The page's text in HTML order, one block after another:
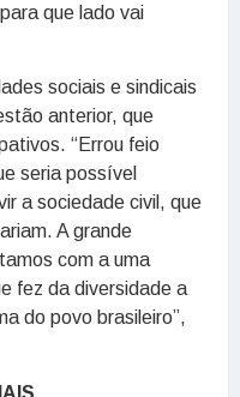
que lado vai
sociais e sindicais
anterior, que
“Errou feio
seria possível
a sociedade civil, que
A grande
com a uma
fez da diversidade a
do povo brasileiro”,